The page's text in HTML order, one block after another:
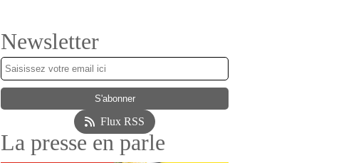
Newsletter
Flux RSS
La presse en parle